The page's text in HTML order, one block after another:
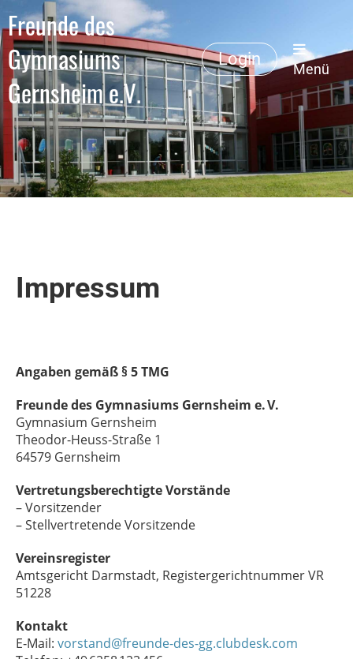
Freunde des
Gymnasiums
Gernsheim e.V.
Login
Menü
Impressum
Angaben gemäß § 5 TMG
Freunde des Gymnasiums Gernsheim e. V.
Gymnasium Gernsheim
Theodor-Heuss-Straße 1
64579 Gernsheim
Vertretungsberechtigte Vorstände
– Vorsitzender
– Stellvertretende Vorsitzende
Vereinsregister
Amtsgericht Darmstadt, Registergerichtnummer VR
51228
Kontakt
E‑Mail: vorstand@freunde-des-gg.clubdesk.com